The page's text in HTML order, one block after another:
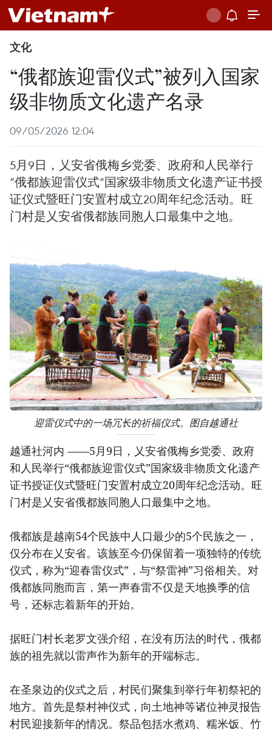
文化
“俄都族迎雷仪式”被列入国家
级非物质文化遗产名录
09/05/2026 12:04
5月9日，乂安省俄梅乡党委、政府和人民举行
“俄都族迎雷仪式”国家级非物质文化遗产证书授
证仪式暨旺门安置村成立20周年纪念活动。旺
门村是乂安省俄都族同胞人口最集中之地。
迎雷仪式中的一场冗长的祈福仪式。图自越通社
越通社河内 ——5月9日，乂安省俄梅乡党委、政府
和人民举行“俄都族迎雷仪式”国家级非物质文化遗产
证书授证仪式暨旺门安置村成立20周年纪念活动。旺
门村是乂安省俄都族同胞人口最集中之地。
俄都族是越南54个民族中人口最少的5个民族之一，
仅分布在乂安省。该族至今仍保留着一项独特的传统
仪式，称为“迎春雷仪式”，与“祭雷神”习俗相关。对
俄都族同胞而言，第一声春雷不仅是天地换季的信
号，还标志着新年的开始。
据旺门村长老罗文强介绍，在没有历法的时代，俄都
族的祖先就以雷声作为新年的开端标志。
在圣泉边的仪式之后，村民们聚集到举行年初祭祀的
地方。首先是祭村神仪式，向土地神等诸位神灵报告
村民迎接新年的情况。祭品包括水煮鸡、糯米饭、竹